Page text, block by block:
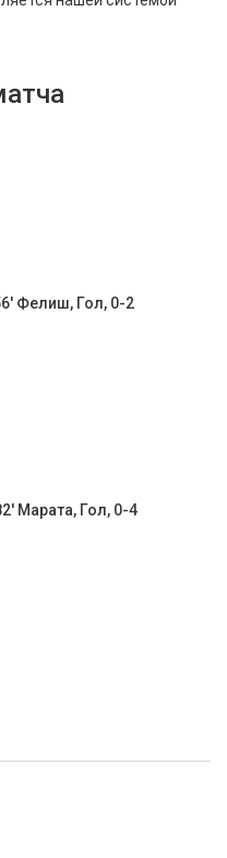
Фелиш, Гол, 0-2
Марата, Гол, 0-4